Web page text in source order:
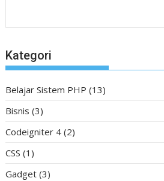
Kategori
Belajar Sistem PHP (13)
Bisnis (3)
Codeigniter 4 (2)
CSS (1)
Gadget (3)